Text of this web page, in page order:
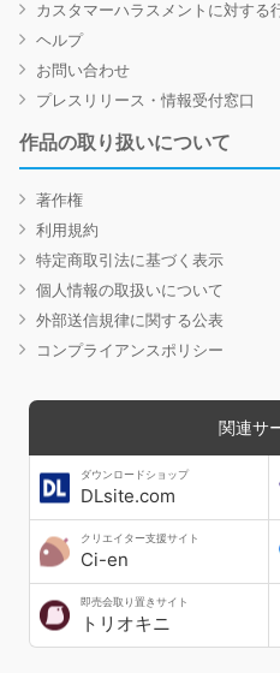
カスタマーハラスメントに対する
ヘルプ
お問い合わせ
プレスリリース・情報受付窓口
作品の取り扱いについて
著作権
利用規約
特定商取引法に基づく表示
個人情報の取扱いについて
外部送信規律に関する公表
コンプライアンスポリシー
関連サ
ダウンロードショップ
DLsite.com
クリエイター支援サイト
Ci-en
即売会取り置きサイト
トリオキニ